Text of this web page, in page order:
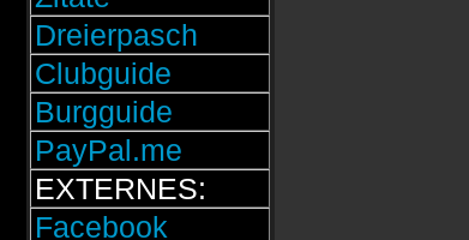
Dreierpasch
Clubguide
Burgguide
PayPal.me
EXTERNES:
Facebook